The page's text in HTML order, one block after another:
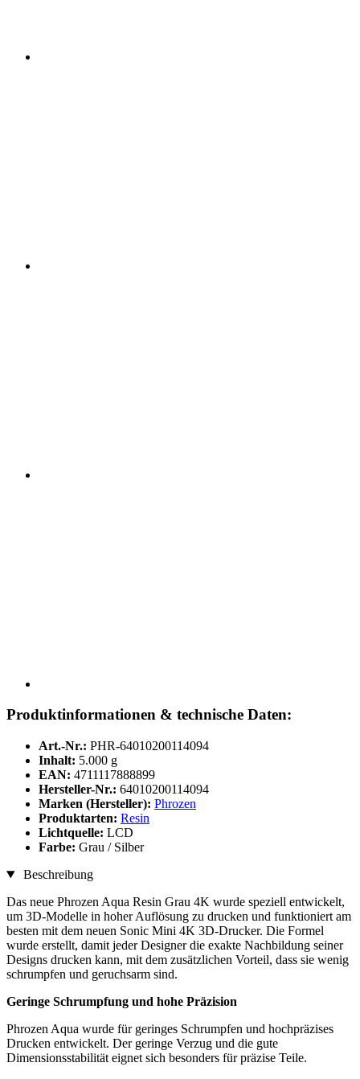
Produktinformationen & technische Daten:
Art.-Nr.: PHR-64010200114094
Inhalt: 5.000 g
EAN: 4711117888899
Hersteller-Nr.: 64010200114094
Marken (Hersteller): Phrozen
Produktarten: Resin
Lichtquelle: LCD
Farbe: Grau / Silber
Beschreibung
Das neue Phrozen Aqua Resin Grau 4K wurde speziell entwickelt,
um 3D-Modelle in hoher Auflösung zu drucken und funktioniert am
besten mit dem neuen Sonic Mini 4K 3D-Drucker. Die Formel
wurde erstellt, damit jeder Designer die exakte Nachbildung seiner
Designs drucken kann, mit dem zusätzlichen Vorteil, dass sie wenig
schrumpfen und geruchsarm sind.
Geringe Schrumpfung und hohe Präzision
Phrozen Aqua wurde für geringes Schrumpfen und hochpräzises
Drucken entwickelt. Der geringe Verzug und die gute
Dimensionsstabilität eignet sich besonders für präzise Teile.